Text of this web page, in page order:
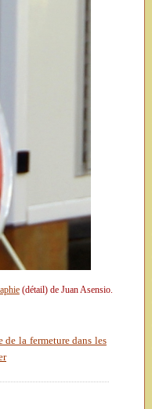
(détail) de Juan Asensio.
de la fermeture dans les